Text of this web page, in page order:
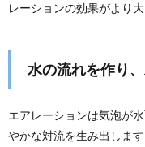
レーションの効果がより大
水の流れを作り
エアレーションは気泡が
やかな対流を生み出しま